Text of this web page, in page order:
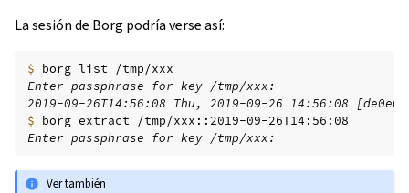
La sesión de Borg podría verse así:
$ borg list
Enter passphrase for key /tmp/xxx:
2019-09-26T14:56:08 Thu, 2019-09-26 14:56:08
$ borg extract
Enter passphrase for key /tmp/xxx:
Ver también